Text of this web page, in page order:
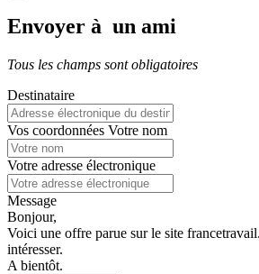
Envoyer à un ami
Tous les champs sont obligatoires
Destinataire
Vos coordonnées Votre nom
Votre adresse électronique
Message
Bonjour,
Voici une offre parue sur le site
intéresser.
A bientôt.